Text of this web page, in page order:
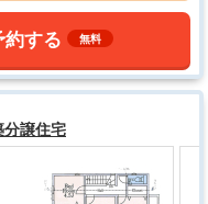
約する 無料
譲住宅